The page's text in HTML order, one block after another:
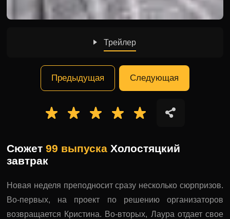
Трейлер
Предыдущая Следующая
Сюжет99 выпуска Холостяцкий
завтрак
Новая неделя преподносит сразу несколько сюрпризов.
Во-первых, на проект по решению организаторов
возвращается Кристина. Во-вторых, Лаура отдает свое